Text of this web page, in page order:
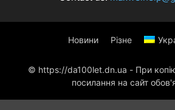
Новини Різне
© https://da100let.dn.ua - При
посилання на сайт